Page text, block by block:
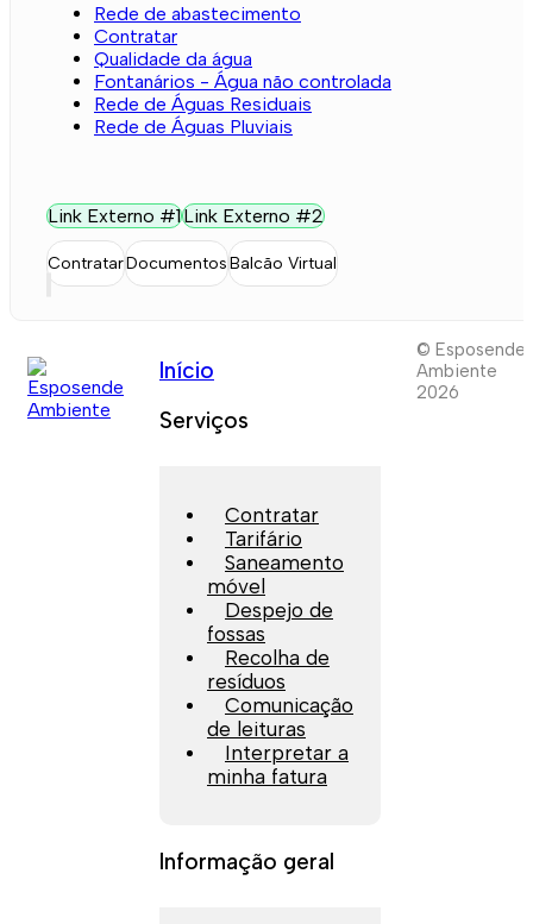
Rede de abastecimento
Contratar
Qualidade da água
Fontanários - Água não controlada
Rede de Águas Residuais
Rede de Águas Pluviais
Link Externo #1Link Externo #2
ContratarDocumentosBalcão Virtual
Início
Serviços
Contratar
Tarifário
Saneamento
móvel
Despejo de
fossas
Recolha de
resíduos
Comunicação
de leituras
Interpretar a
minha fatura
Informação geral
© Esposende
Ambiente
2026